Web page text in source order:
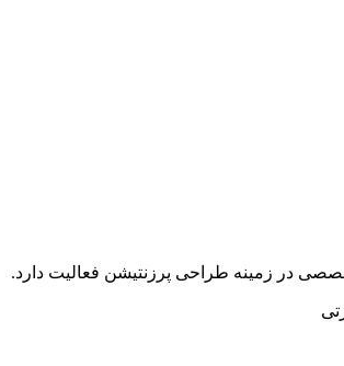
در زمینه طراحی پرزنتیشن فعالیت دارد.